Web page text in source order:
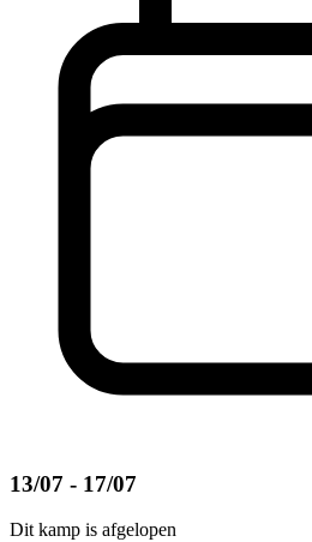
13/07 - 17/07
Dit kamp is afgelopen